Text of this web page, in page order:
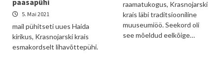
paasapühi
5. Mai 2021
mail pühitseti uues Haida
kirikus, Krasnojarski krais
esmakordselt lihavõttepühi.
raamatukogus, Krasnojarski
krais läbi traditsiooniline
muuseumiöö. Seekord oli
see mõeldud eelkõige…